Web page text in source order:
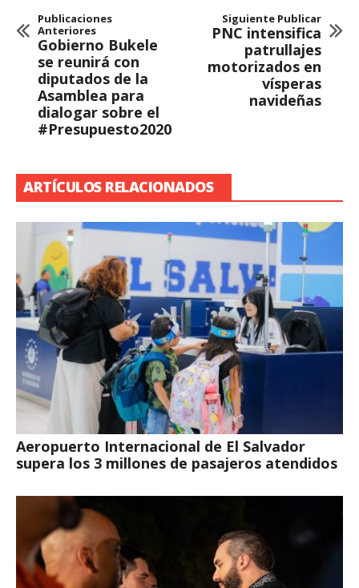
Publicaciones
Anteriores
Gobierno Bukele
se reunirá con
diputados de la
Asamblea para
dialogar sobre el
#Presupuesto2020
Siguiente Publicar
PNC intensifica
patrullajes
motorizados en
vísperas
navideñas
ARTÍCULOS RELACIONADOS
Aeropuerto Internacional de El Salvador
supera los 3 millones de pasajeros atendidos